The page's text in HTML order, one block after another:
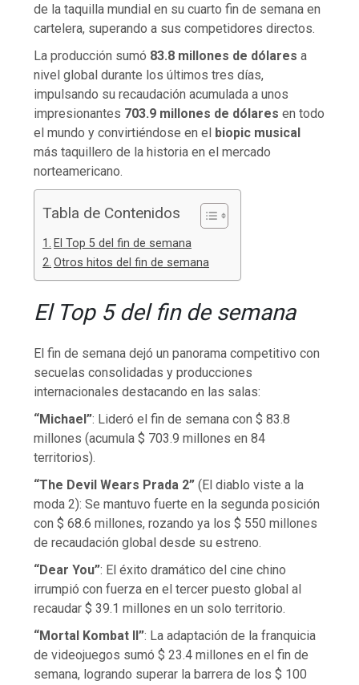
de la taquilla mundial en su cuarto fin de semana en
cartelera, superando a sus competidores directos.
La producción sumó 83.8 millones de dólares a
nivel global durante los últimos tres días,
impulsando su recaudación acumulada a unos
impresionantes 703.9 millones de dólaresen todo
el mundo y convirtiéndose en el biopic musical
más taquillero de la historia en el mercado
norteamericano.
Tabla de Contenidos
El Top 5 del fin de semana
Otros hitos del fin de semana
El Top 5 del fin de semana
El fin de semana dejó un panorama competitivo con
secuelas consolidadas y producciones
internacionales destacando en las salas:
“Michael”: Lideró el fin de semana con $ 83.8
millones (acumula $ 703.9 millones en 84
territorios).
“The Devil Wears Prada 2” (El diablo viste a la
moda 2): Se mantuvo fuerte en la segunda posición
con $ 68.6 millones, rozando ya los $ 550 millones
de recaudación global desde su estreno.
“Dear You”: El éxito dramático del cine chino
irrumpió con fuerza en el tercer puesto global al
recaudar $ 39.1 millones en un solo territorio.
“Mortal Kombat II”: La adaptación de la franquicia
de videojuegos sumó $ 23.4 millones en el fin de
semana, logrando superar la barrera de los $ 100